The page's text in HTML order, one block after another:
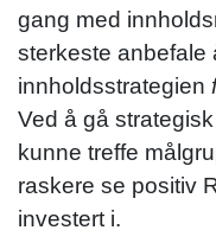
gang med
sterkeste anbefale
innholdsstrategien
Ved å gå
kunne treffe
raskere se positiv
investert i.